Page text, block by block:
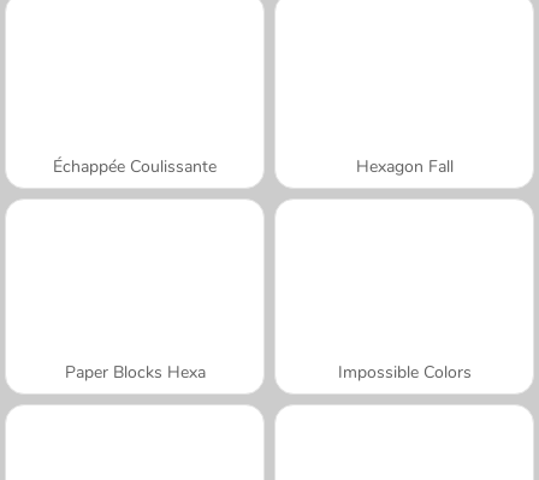
Échappée Coulissante Hexagon Fall
Paper Blocks Hexa Impossible Colors